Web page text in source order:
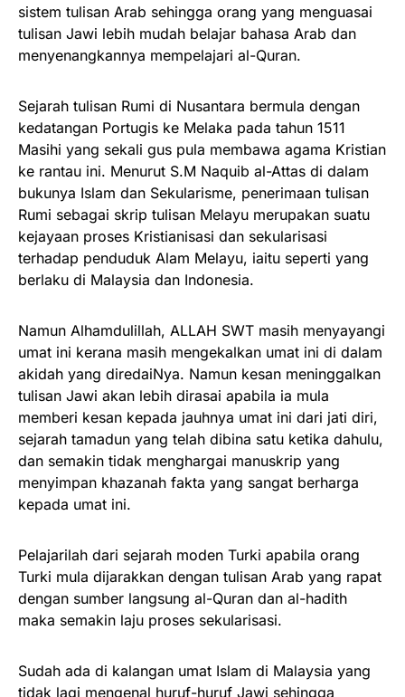
sistem tulisan Arab sehingga orang yang menguasai
tulisan Jawi lebih mudah belajar bahasa Arab dan
menyenangkannya mempelajari al-Quran.
Sejarah tulisan Rumi di Nusantara bermula dengan
kedatangan Portugis ke Melaka pada tahun 1511
Masihi yang sekali gus pula membawa agama Kristian
ke rantau ini. Menurut S.M Naquib al-Attas di dalam
bukunya Islam dan Sekularisme, penerimaan tulisan
Rumi sebagai skrip tulisan Melayu merupakan suatu
kejayaan proses Kristianisasi dan sekularisasi
terhadap penduduk Alam Melayu, iaitu seperti yang
berlaku di Malaysia dan Indonesia.
Namun Alhamdulillah, ALLAH SWT masih menyayangi
umat ini kerana masih mengekalkan umat ini di dalam
akidah yang diredaiNya. Namun kesan meninggalkan
tulisan Jawi akan lebih dirasai apabila ia mula
memberi kesan kepada jauhnya umat ini dari jati diri,
sejarah tamadun yang telah dibina satu ketika dahulu,
dan semakin tidak menghargai manuskrip yang
menyimpan khazanah fakta yang sangat berharga
kepada umat ini.
Pelajarilah dari sejarah moden Turki apabila orang
Turki mula dijarakkan dengan tulisan Arab yang rapat
dengan sumber langsung al-Quran dan al-hadith
maka semakin laju proses sekularisasi.
Sudah ada di kalangan umat Islam di Malaysia yang
tidak lagi mengenal huruf-huruf Jawi sehingga